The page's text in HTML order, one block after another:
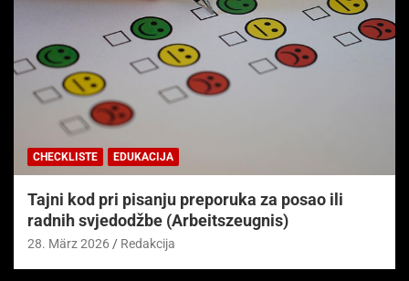
CHECKLISTE EDUKACIJA
Tajni kod pri pisanju preporuka za posao ili
radnih svjedodžbe (Arbeitszeugnis)
28. März 2026 Redakcija